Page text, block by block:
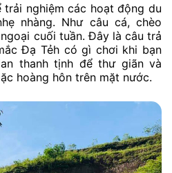
nghiệm các hoạt động du
nhàng. Như câu cá, chèo
cuối tuần. Đây là câu trả
Đạ Tẻh có gì chơi khi bạn
thanh tịnh để thư giãn và
hoàng hôn trên mặt nước.